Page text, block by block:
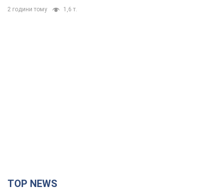
Силы обороны поразили НПЗ в Ярославле и в